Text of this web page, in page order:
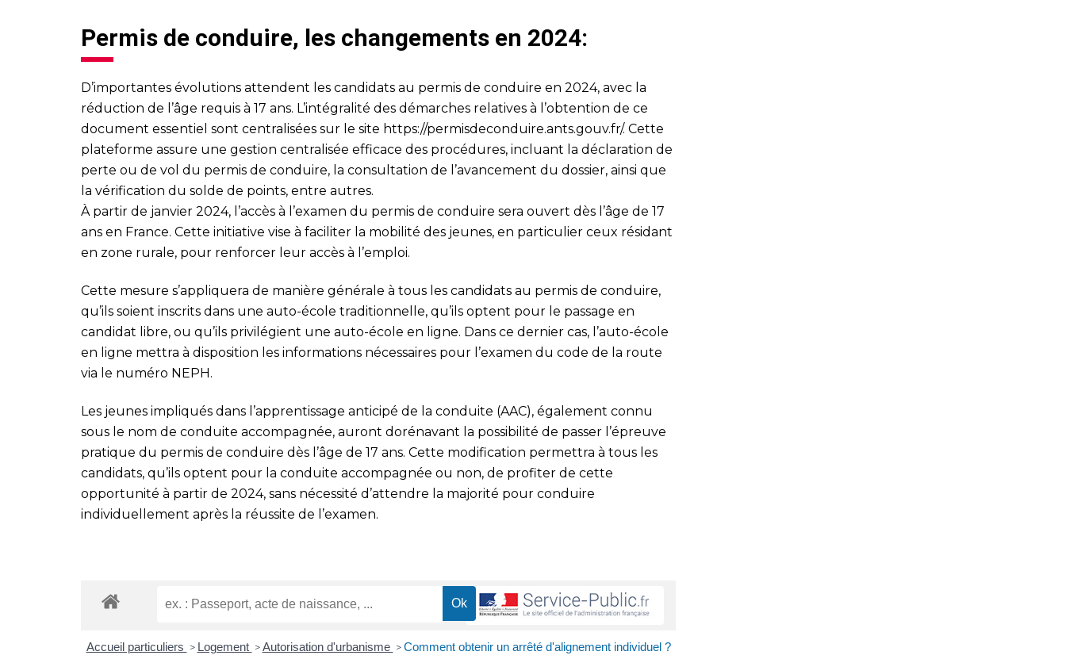
Permis de conduire, les changements en 2024:
D’importantes évolutions attendent les candidats au permis de conduire en 2024, avec la
réduction de l’âge requis à 17 ans. L’intégralité des démarches relatives à l’obtention de ce
document essentiel sont centralisées sur le site https://permisdeconduire.ants.gouv.fr/. Cette
plateforme assure une gestion centralisée efficace des procédures, incluant la déclaration de
perte ou de vol du permis de conduire, la consultation de l’avancement du dossier, ainsi que
la vérification du solde de points, entre autres.
À partir de janvier 2024, l’accès à l’examen du permis de conduire sera ouvert dès l’âge de 17
ans en France. Cette initiative vise à faciliter la mobilité des jeunes, en particulier ceux résidant
en zone rurale, pour renforcer leur accès à l’emploi.
Cette mesure s’appliquera de manière générale à tous les candidats au permis de conduire,
qu’ils soient inscrits dans une auto-école traditionnelle, qu’ils optent pour le passage en
candidat libre, ou qu’ils privilégient une auto-école en ligne. Dans ce dernier cas, l’auto-école
en ligne mettra à disposition les informations nécessaires pour l’examen du code de la route
via le numéro NEPH.
Les jeunes impliqués dans l’apprentissage anticipé de la conduite (AAC), également connu
sous le nom de conduite accompagnée, auront dorénavant la possibilité de passer l’épreuve
pratique du permis de conduire dès l’âge de 17 ans. Cette modification permettra à tous les
candidats, qu’ils optent pour la conduite accompagnée ou non, de profiter de cette
opportunité à partir de 2024, sans nécessité d’attendre la majorité pour conduire
individuellement après la réussite de l’examen.
Accueil particuliers > Logement > Autorisation d'urbanisme > Comment obtenir un arrêté d'alignement individuel ?